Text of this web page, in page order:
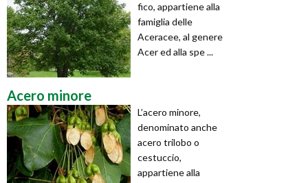
fico, appartiene alla
famiglia delle
Aceracee, al genere
Acer ed alla spe ...
Acero minore
L’acero minore,
denominato anche
acero trilobo o
cestuccio,
appartiene alla